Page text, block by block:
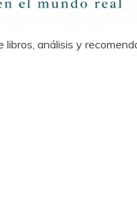
libros, análisis y